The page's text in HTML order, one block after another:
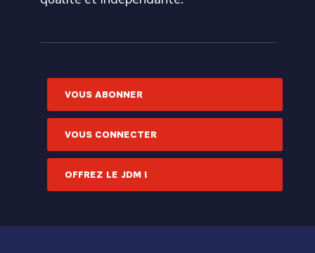
VOUS ABONNER
VOUS CONNECTER
OFFREZ LE JDM !